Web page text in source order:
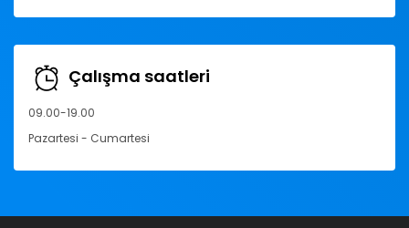
Çalışma saatleri
09.00-19.00
Pazartesi - Cumartesi